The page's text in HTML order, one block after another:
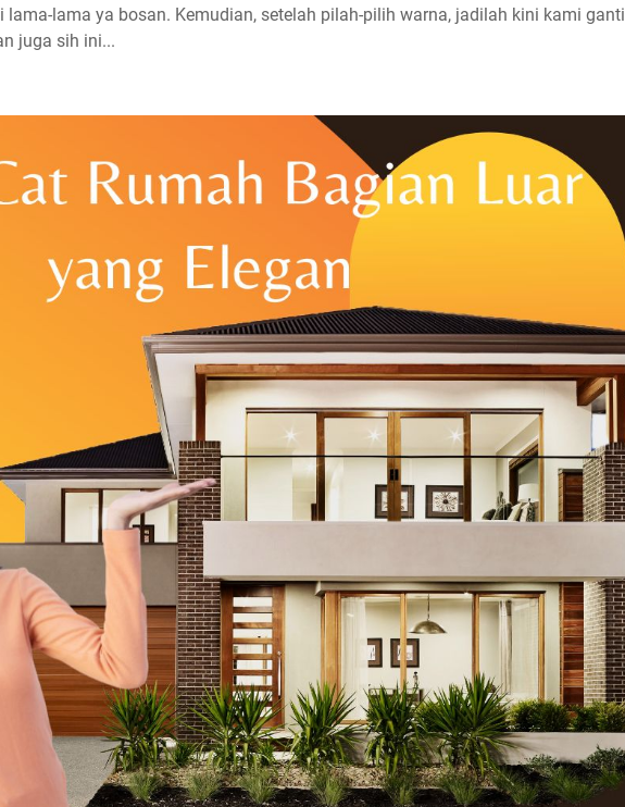
lama-lama ya bosan. Kemudian, setelah pilah-pilih warna, jadilah kini kami ganti
juga sih ini...